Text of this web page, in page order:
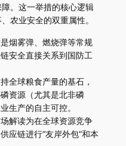
。这一举措的核心逻辑
农业安全的双重属性。
烟雾弹、燃烧弹等常规
安全直接关系到国防工
全球粮食产量的基石，
资源（尤其是北非磷
生产的自主可控。
解读为在全球资源竞争
应链进行“友岸外包”和本